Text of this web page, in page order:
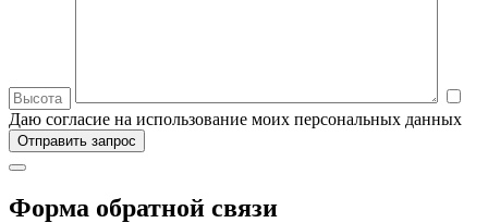
Даю согласие на использование моих персональных данных
Форма обратной связи